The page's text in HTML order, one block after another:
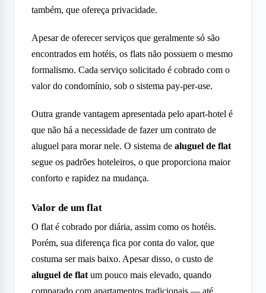
também, que ofereça privacidade.
Apesar de oferecer serviços que geralmente só são
encontrados em hotéis, os flats não possuem o mesmo
formalismo. Cada serviço solicitado é cobrado com o
valor do condomínio, sob o sistema pay-per-use.
Outra grande vantagem apresentada pelo apart-hotel é
que não há a necessidade de fazer um contrato de
aluguel para morar nele. O sistema de aluguel de flat
segue os padrões hoteleiros, o que proporciona maior
conforto e rapidez na mudança.
Valor de um flat
O flat é cobrado por diária, assim como os hotéis.
Porém, sua diferença fica por conta do valor, que
costuma ser mais baixo. Apesar disso, o custo de
aluguel de flat um pouco mais elevado, quando
comparado com apartamentos tradicionais — até